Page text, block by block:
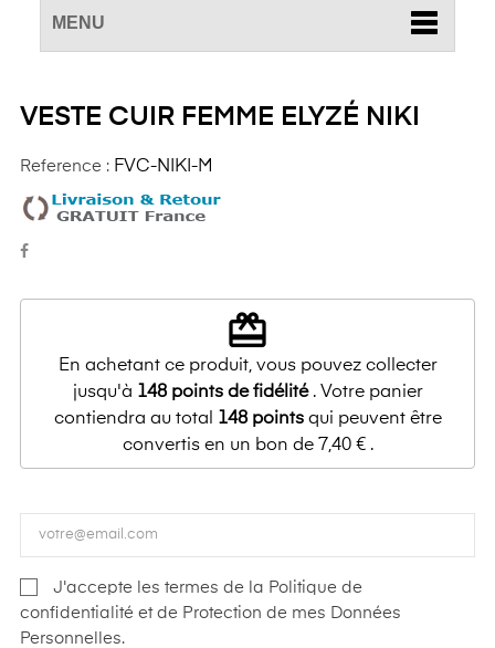
MENU
VESTE CUIR FEMME ELYZÉ NIKI
Reference : FVC-NIKI-M
redeem
En achetant ce produit, vous pouvez collecter
jusqu'à 148points de fidélité. Votre panier
contiendra au total 148pointsqui peuvent être
convertis en un bon de 7,40 €.
J'accepte les termes de la Politique de
confidentialité et de Protection de mes Données
Personnelles.